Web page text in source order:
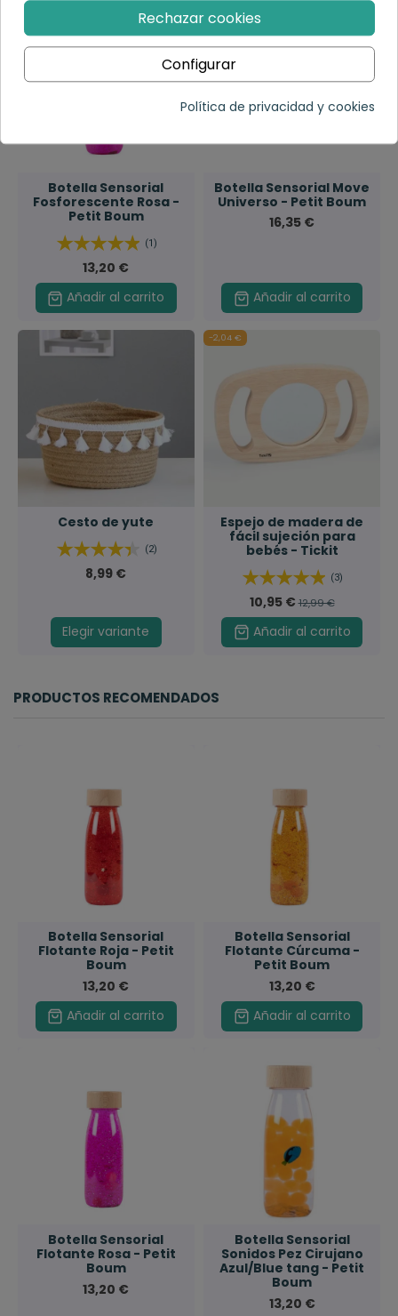
Botella Sensorial
Fosforescente Rosa -
Petit Boum
(1)
13,20 €
Añadir al carrito
Botella Sensorial Move
Universo - Petit Boum
16,35 €
Añadir al carrito
Cesto de yute
(2)
8,99 €
Elegir variante
-2,04 €
Espejo de madera de
fácil sujeción para
bebés - Tickit
(3)
10,95 €12,99 €
Añadir al carrito
PRODUCTOS RECOMENDADOS
Botella Sensorial
Flotante Roja - Petit
Boum
13,20 €
Añadir al carrito
Botella Sensorial
Flotante Cúrcuma -
Petit Boum
13,20 €
Añadir al carrito
Botella Sensorial
Flotante Rosa - Petit
Boum
13,20 €
Botella Sensorial
Sonidos Pez Cirujano
Azul/Blue tang - Petit
Boum
13,20 €
Rechazar cookies
Configurar
Política de privacidad y cookies